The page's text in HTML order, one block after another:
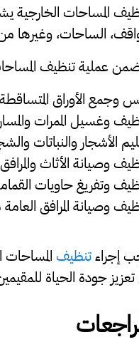
المساحات الخارجية
الساحات، وغيرها
عملية تنظيف
وجمع الأوراق
وغسيل الممرات
الأشجار والنباتات
وصيانة الأثاث
وتفريغ حاويات
وصيانة المرافق العامة
إجراءتنظيف
تعزيز جودة الحياة